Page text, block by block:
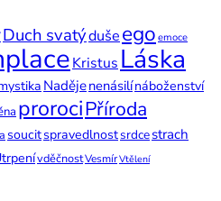
Duch svatýdušeego emoce
Kristus Láska
Nadějenenásilínáboženství
prorociPříroda
soucitspravedlnostsrdcestrach
vděčnostVesmírVtělení